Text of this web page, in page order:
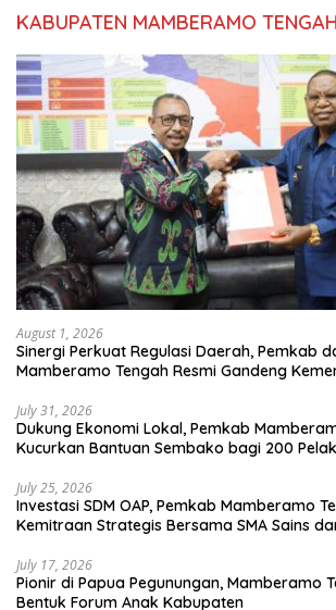
KABUPATEN MAMBERAMO TENGAH
August 1, 2026
Sinergi Perkuat Regulasi Daerah, Pemkab
Mamberamo Tengah Resmi Gandeng
July 31, 2026
Dukung Ekonomi Lokal, Pemkab
Kucurkan Bantuan Sembako bagi 200
July 25, 2026
Investasi SDM OAP, Pemkab Mamberamo
Kemitraan Strategis Bersama SMA Sains
July 17, 2026
Pionir di Papua Pegunungan, Mamberamo
Bentuk Forum Anak Kabupaten